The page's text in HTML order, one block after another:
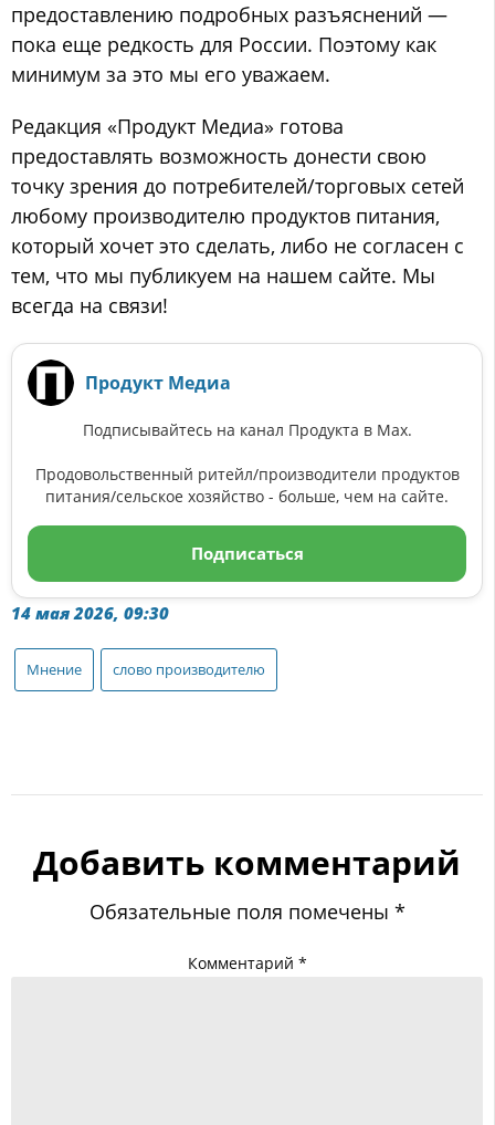
предоставлению подробных разъяснений —
пока еще редкость для России. Поэтому как
минимум за это мы его уважаем.
Редакция «Продукт Медиа» готова
предоставлять возможность донести свою
точку зрения до потребителей/торговых сетей
любому производителю продуктов питания,
который хочет это сделать, либо не согласен с
тем, что мы публикуем на нашем сайте. Мы
всегда на связи!
Продукт Медиа
Подписывайтесь на канал Продукта в Max.
Продовольственный ритейл/производители продуктов
питания/сельское хозяйство - больше, чем на сайте.
Подписаться
14 мая 2026, 09:30
Мнение слово производителю
Добавить комментарий
Обязательные поля помечены *
Комментарий *